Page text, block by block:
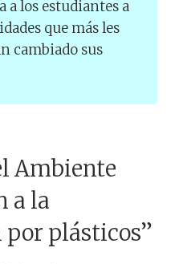
a los estudiantes a
que más les
cambiado sus
Ambiente
a la
plásticos”